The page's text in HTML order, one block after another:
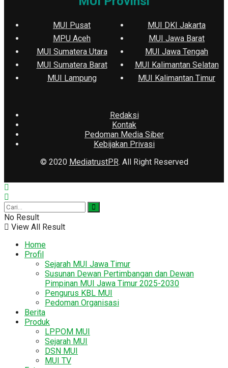
MUI Pusat
MPU Aceh
MUI Sumatera Utara
MUI Sumatera Barat
MUI Lampung
MUI DKI Jakarta
MUI Jawa Barat
MUI Jawa Tengah
MUI Kalimantan Selatan
MUI Kalimantan Timur
Redaksi
Kontak
Pedoman Media Siber
Kebijakan Privasi
© 2020 MediatrustPR. All Right Reserved
No Result
View All Result
Home
Profil
Sejarah MUI Jawa Timur
Susunan Dewan Pertimbangan dan Dewan
Pimpinan MUI Jawa Timur 2025-2030
Pengurus KBL MUI
Pedoman Organisasi
Berita
Produk
LPPOM MUI
Sejarah MUI
DSN MUI
MUI TV